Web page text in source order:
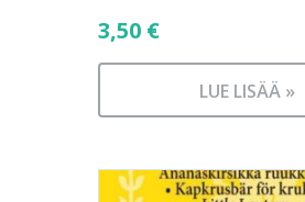
3,50 €
LUE LISÄÄ »